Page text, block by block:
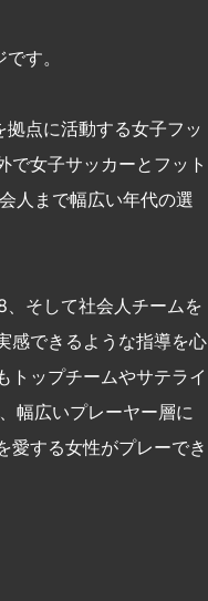
す。
点に活動する女子フッ
で女子サッカーとフット
人まで幅広い年代の選
そして社会人チームを
感できるような指導を心
トップチームやサテライ
幅広いプレーヤー層に
愛する女性がプレーでき